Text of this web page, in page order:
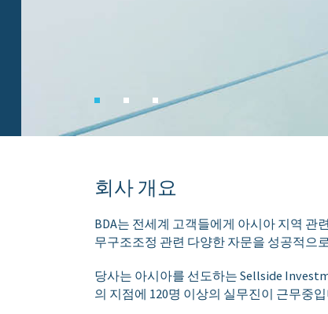
회사 개요
BDA는 전세계 고객들에게 아시아 지역 관
무구조조정 관련 다양한 자문을 성공적으
당사는 아시아를 선도하는 Sellside
의 지점에 120명 이상의 실무진이 근무중